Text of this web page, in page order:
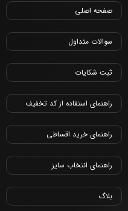
صفحه اصلی
سوالات متداول
ثبت شکایات
راهنمای استفاده از کد تخفیف
راهنمای خرید اقساطی
راهنمای انتخاب سایز
بلاگ